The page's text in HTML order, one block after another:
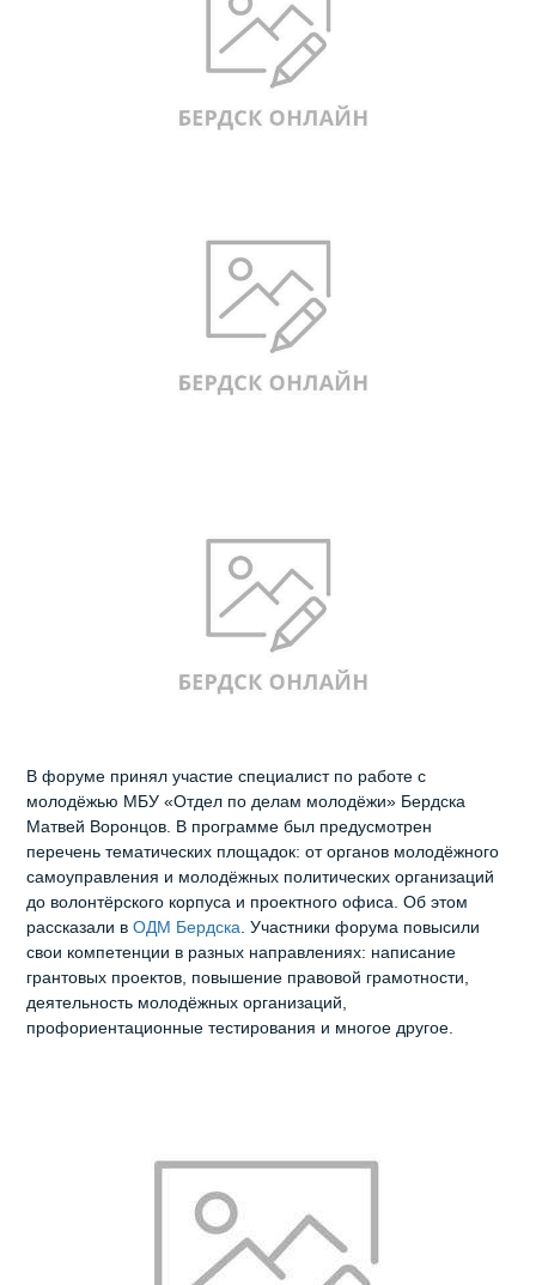
В форуме принял участие специалист по работе с
молодёжью МБУ «Отдел по делам молодёжи» Бердска
Матвей Воронцов. В программе был предусмотрен
перечень тематических площадок: от органов молодёжного
самоуправления и молодёжных политических организаций
до волонтёрского корпуса и проектного офиса. Об этом
рассказали вОДМ Бердска . Участники форума повысили
свои компетенции в разных направлениях: написание
грантовых проектов, повышение правовой грамотности,
деятельность молодёжных организаций,
профориентационные тестирования и многое другое.